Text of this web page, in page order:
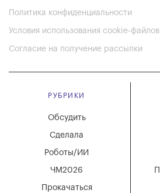
Политика конфиденциальности
Условия использования cookie-файлов
Согласие на получение рассылки
РУБРИКИ
Обсудить
Сделала
Роботы/ИИ
ЧМ2026
Прокачаться